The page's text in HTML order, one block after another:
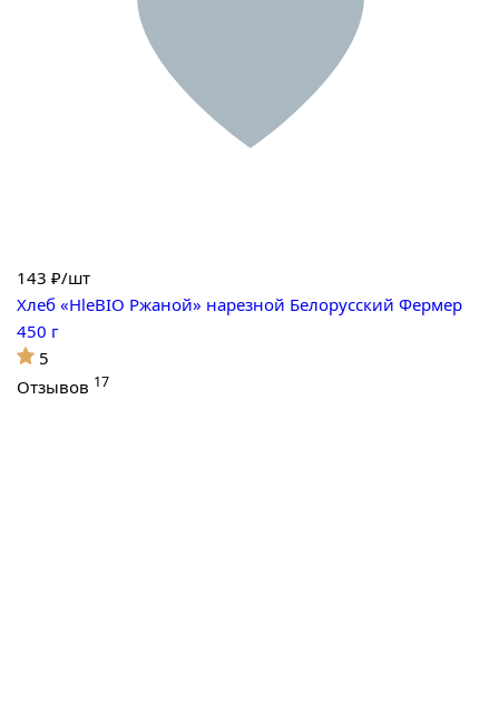
143 ₽/шт
Хлеб «HleBIO Ржаной» нарезной Белорусский Фермер
450 г
5
Отзывов 17